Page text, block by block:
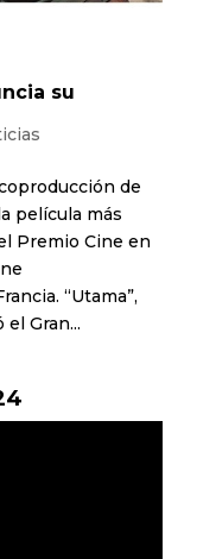
su
de
película más
Premio Cine en
“Utama”,
Gran...